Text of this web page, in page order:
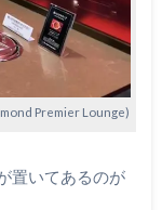
Premier Lounge)
置いてあるのが